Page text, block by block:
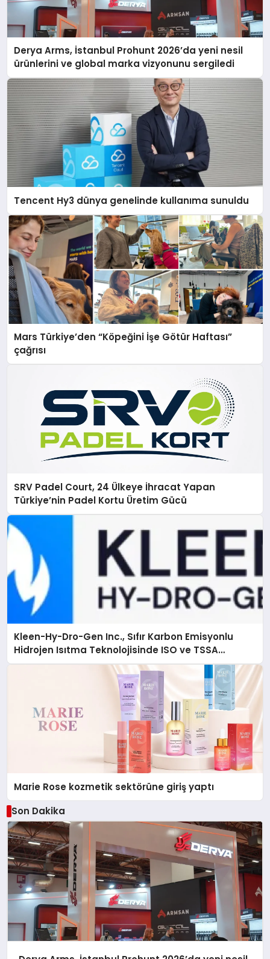
Derya Arms, İstanbul Prohunt 2026’da yeni nesil
ürünlerini ve global marka vizyonunu sergiledi
Tencent Hy3 dünya genelinde kullanıma sunuldu
Mars Türkiye’den “Köpeğini İşe Götür Haftası”
çağrısı
SRV Padel Court, 24 Ülkeye İhracat Yapan
Türkiye’nin Padel Kortu Üretim Gücü
Kleen-Hy-Dro-Gen Inc., Sıfır Karbon Emisyonlu
Hidrojen Isıtma Teknolojisinde ISO ve TSSA
Düzenleyici Onaylarını Aldı
Marie Rose kozmetik sektörüne giriş yaptı
Son Dakika